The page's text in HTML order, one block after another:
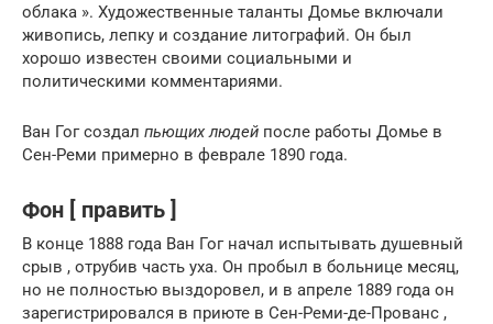
облака ». Художественные таланты Домье включали
живопись, лепку и создание литографий. Он был
хорошо известен своими социальными и
политическими комментариями.
Ван Гог создал пьющих людей после работы Домье в
Сен-Реми примерно в феврале 1890 года.
Фон [ править ]
В конце 1888 года Ван Гог начал испытывать душевный
срыв , отрубив часть уха. Он пробыл в больнице месяц,
но не полностью выздоровел, и в апреле 1889 года он
зарегистрировался в приюте в Сен-Реми-де-Прованс ,